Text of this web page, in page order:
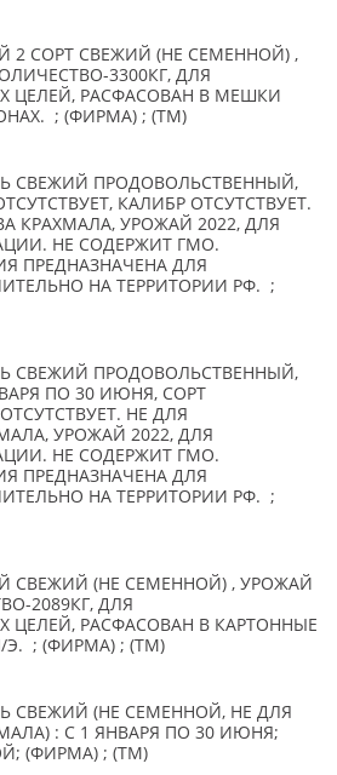
2 СОРТ СВЕЖИЙ (НЕ СЕМЕННОЙ) ,
3300КГ, ДЛЯ
ЦЕЛЕЙ, РАСФАСОВАН В МЕШКИ
; (ФИРМА) ; (TM)
СВЕЖИЙ ПРОДОВОЛЬСТВЕННЫЙ,
КАЛИБР ОТСУТСТВУЕТ.
КРАХМАЛА, УРОЖАЙ 2022, ДЛЯ
НЕ СОДЕРЖИТ ГМО.
ПРЕДНАЗНАЧЕНА ДЛЯ
НА ТЕРРИТОРИИ РФ. ;
СВЕЖИЙ ПРОДОВОЛЬСТВЕННЫЙ,
ПО 30 ИЮНЯ, СОРТ
НЕ ДЛЯ
УРОЖАЙ 2022, ДЛЯ
НЕ СОДЕРЖИТ ГМО.
ПРЕДНАЗНАЧЕНА ДЛЯ
НА ТЕРРИТОРИИ РФ. ;
СВЕЖИЙ (НЕ СЕМЕННОЙ) , УРОЖАЙ
2089КГ, ДЛЯ
ЦЕЛЕЙ, РАСФАСОВАН В КАРТОННЫЕ
; (ФИРМА) ; (TM)
СВЕЖИЙ (НЕ СЕМЕННОЙ, НЕ ДЛЯ
: С 1 ЯНВАРЯ ПО 30 ИЮНЯ;
(ФИРМА) ; (TM)